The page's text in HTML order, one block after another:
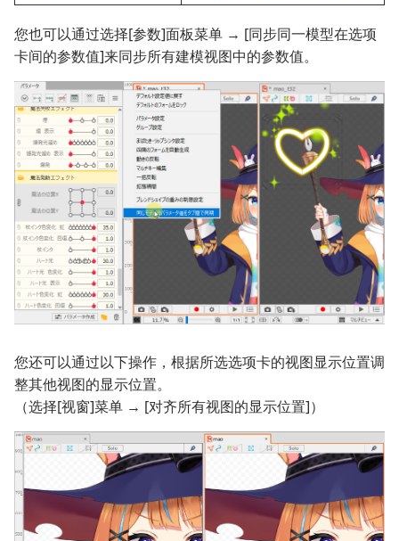
您也可以通过选择[参数]面板菜单 → [同步同一模型在选项
卡间的参数值]来同步所有建模视图中的参数值。
您还可以通过以下操作，根据所选选项卡的视图显示位置调
整其他视图的显示位置。
（选择[视窗]菜单 → [对齐所有视图的显示位置]）